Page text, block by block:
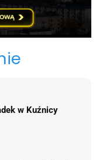
w Kuźnicy